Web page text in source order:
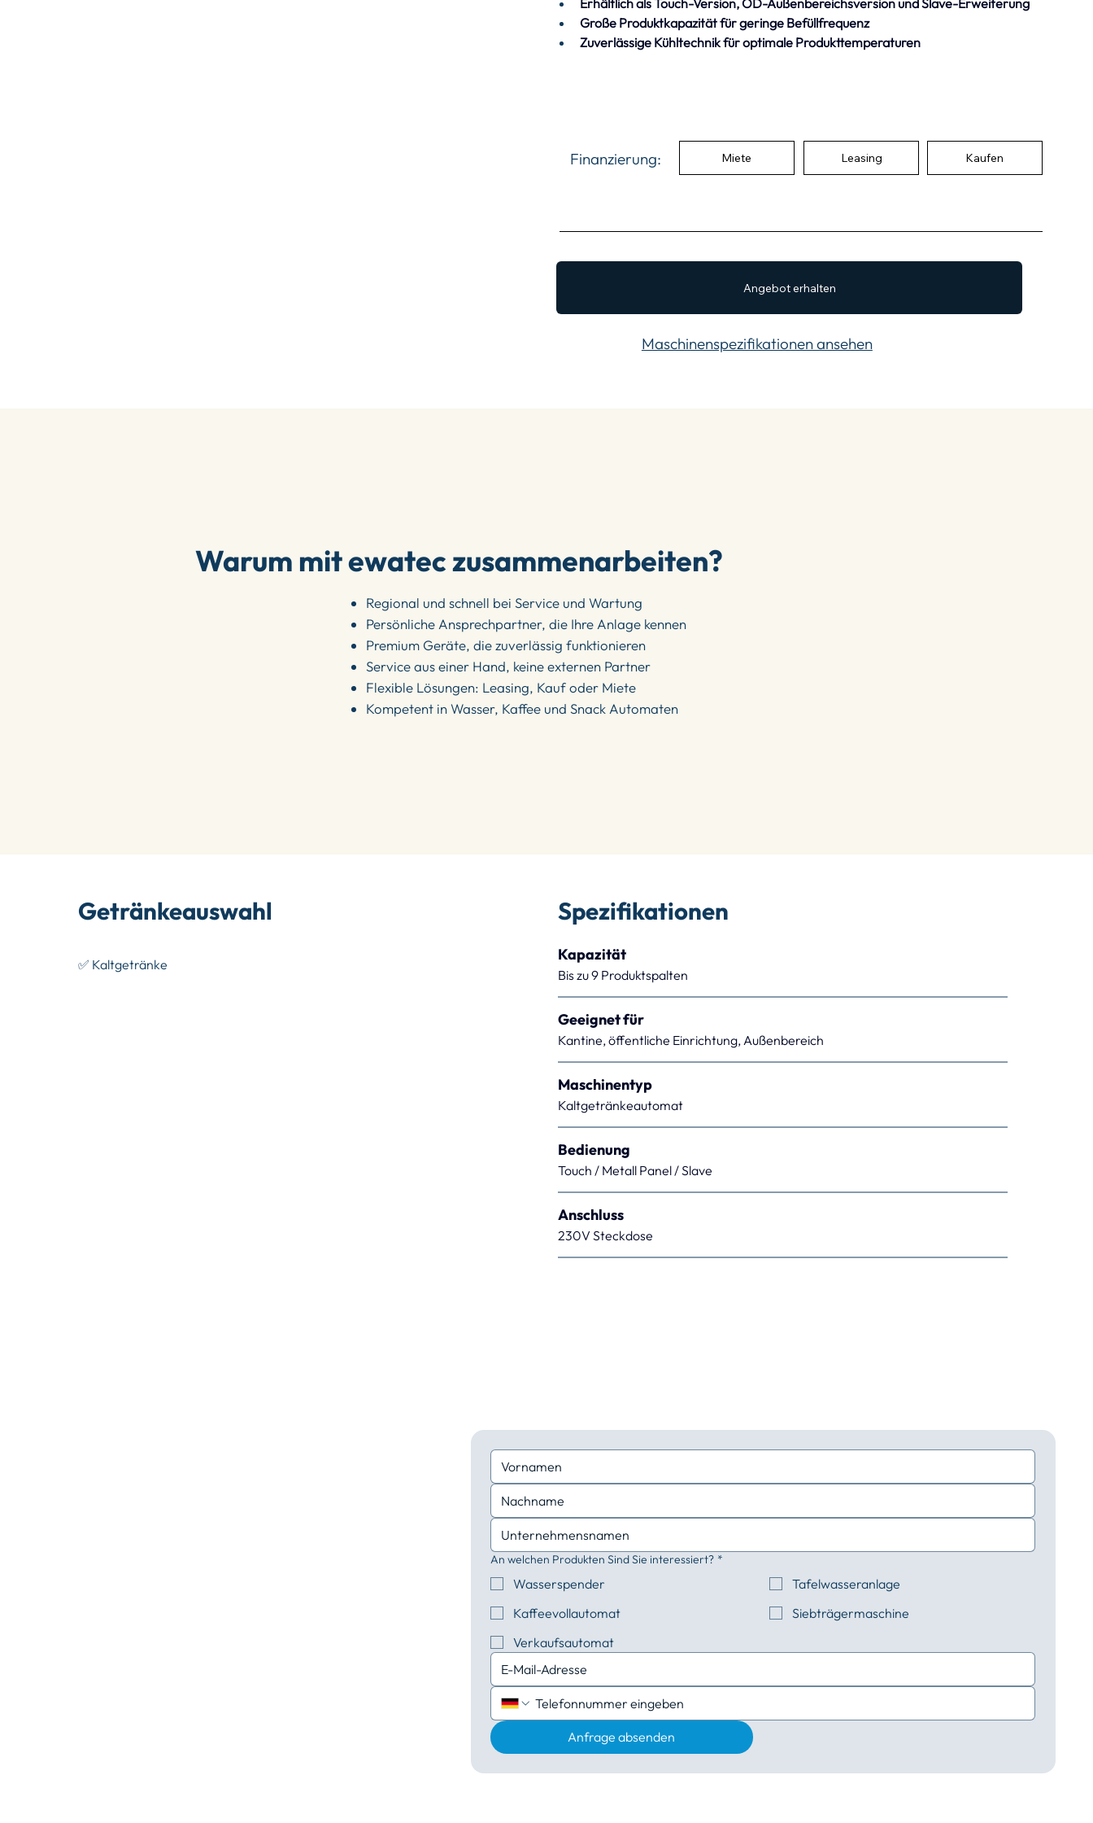
Finanzierung: Miete Leasing Kaufen
Angebot erhalten
Maschinenspezifikationen ansehen
Große Produktkapazität für geringe Befüllfrequenz
Zuverlässige Kühltechnik für optimale Produkttemperaturen
Warum mit ewatec zusammenarbeiten?
Regional und schnell bei Service und Wartung
Persönliche Ansprechpartner, die Ihre Anlage kennen
Premium Geräte, die zuverlässig funktionieren
Service aus einer Hand, keine externen Partner
Flexible Lösungen: Leasing, Kauf oder Miete
Kompetent in Wasser, Kaffee und Snack Automaten
Getränkeauswahl
✅ Kaltgetränke
Spezifikationen
Kapazität
Bis zu 9 Produktspalten
Geeignet für
Kantine, öffentliche Einrichtung, Außenbereich
Maschinentyp
Kaltgetränkeautomat
Bedienung
Touch / Metall Panel / Slave
Anschluss
230V Steckdose
An welchen Produkten Sind Sie interessiert? *
Wasserspender
Tafelwasseranlage
Kaffeevollautomat
Siebträgermaschine
Verkaufsautomat
Anfrage absenden